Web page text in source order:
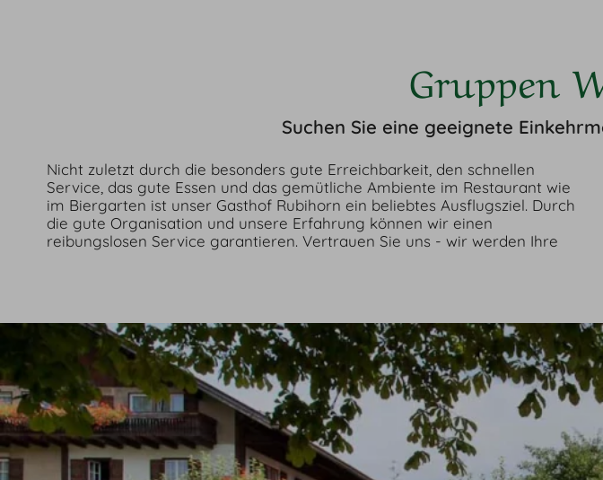
Gruppen
Suchen Sie eine geeignete
Nicht zuletzt durch die besonders gute Erreichbarkeit, den schnellen
Service, das gute Essen und das gemütliche Ambiente im Restaurant wie
im Biergarten ist unser Gasthof Rubihorn ein beliebtes Ausflugsziel. Durch
die gute Organisation und unsere Erfahrung können wir einen
reibungslosen Service garantieren. Vertrauen Sie uns - wir werden Ihre
Gruppe bestens bedienen! Ob Tagesausflüge mit dem Bus, Wandergruppen
die vom Bahnhof Oberstdorf oder Fischen zu uns kommen, Motorrad- und
Mountainbiker, die Rast während einer abenteuerlichen Tour durch die